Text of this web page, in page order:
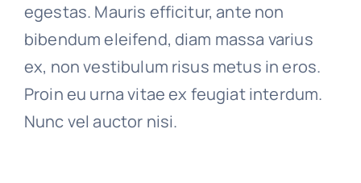
egestas. Mauris efficitur, ante non
bibendum eleifend, diam massa varius
ex, non vestibulum risus metus in eros.
Proin eu urna vitae ex feugiat interdum.
Nunc vel auctor nisi.